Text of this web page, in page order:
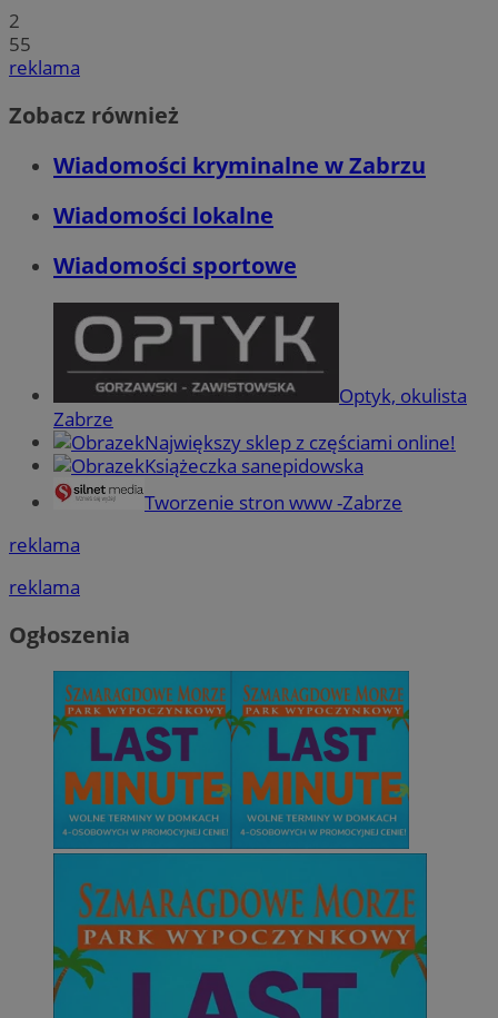
2
55
reklama
Zobacz również
Wiadomości kryminalne w Zabrzu
Wiadomości lokalne
Wiadomości sportowe
Optyk, okulista
Zabrze
Największy sklep z częściami online!
Książeczka sanepidowska
Tworzenie stron www -Zabrze
reklama
reklama
Ogłoszenia